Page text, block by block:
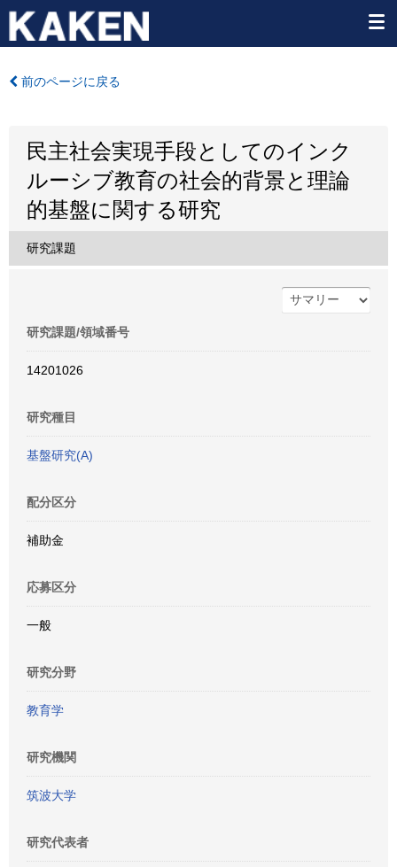
前のページに戻る
民主社会実現手段としてのインク
ルーシブ教育の社会的背景と理論
的基盤に関する研究
研究課題
研究課題/領域番号
14201026
研究種目
基盤研究(A)
配分区分
補助金
応募区分
一般
研究分野
教育学
研究機関
筑波大学
研究代表者